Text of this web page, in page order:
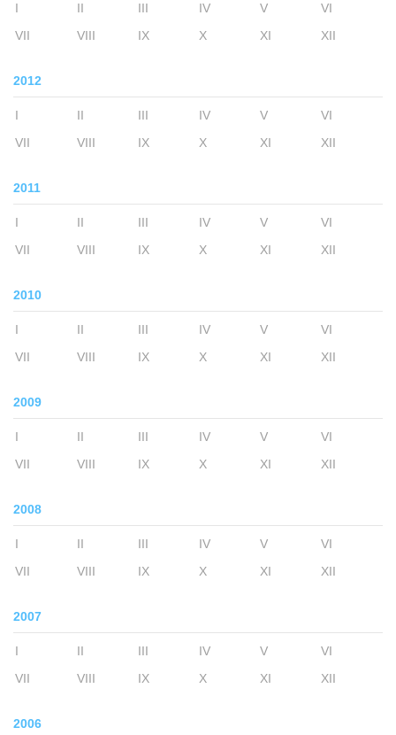
I II III IV V
VI
VII
VIII IX X XI XII
2012
I II III IV V
VI
VII
VIII IX X XI XII
2011
I II III IV V
VI
VII
VIII IX X XI XII
2010
I II III IV V
VI
VII
VIII IX X XI XII
2009
I II III IV V
VI
VII
VIII IX X XI XII
2008
I II III IV V
VI
VII
VIII IX X XI XII
2007
I II III IV V
VI
VII
VIII IX X XI XII
2006